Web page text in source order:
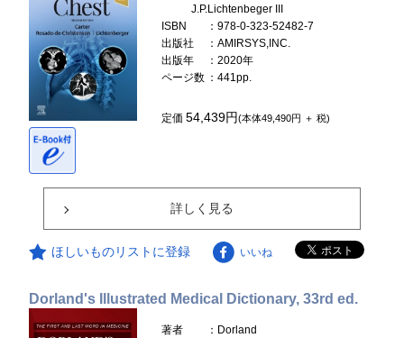
J.P.Lichtenbeger III
ISBN
：978-0-323-52482-7
出版社
：AMIRSYS,INC.
出版年
：2020年
ページ数 ：441pp.
定価54,439円(本体49,490円 ＋ 税)
詳しく見る
ほしいものリストに登録 いいね
Dorland's Illustrated Medical Dictionary, 33rd ed.
著者
：Dorland